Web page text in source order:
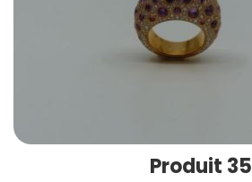
Produit 35